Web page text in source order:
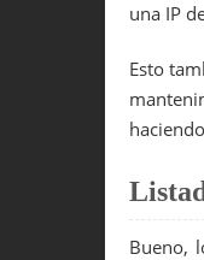
25
28
29
30
31
33
34
36
if
una IP
Esto
Bueno,